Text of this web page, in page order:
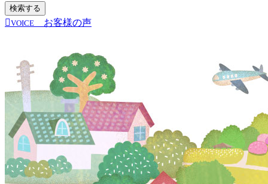
検索する
VOICE
お客様の声